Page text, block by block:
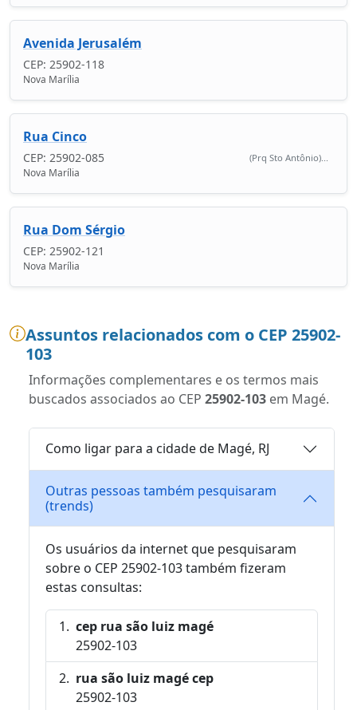
Avenida Jerusalém
CEP: 25902-118
Nova Marília
Rua Cinco
CEP: 25902-085 (Prq Sto Antônio)...
Nova Marília
Rua Dom Sérgio
CEP: 25902-121
Nova Marília
Assuntos relacionados com o CEP 25902-
103
Informações complementares e os termos mais
buscados associados ao CEP 25902-103 em Magé.
Como ligar para a cidade de Magé, RJ
Outras pessoas também pesquisaram
(trends)
Os usuários da internet que pesquisaram
sobre o CEP 25902-103 também fizeram
estas consultas:
cep rua são luiz magé
25902-103
rua são luiz magé cep
25902-103